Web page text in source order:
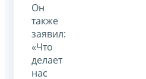
Он
также
заявил:
«Что
делает
нас